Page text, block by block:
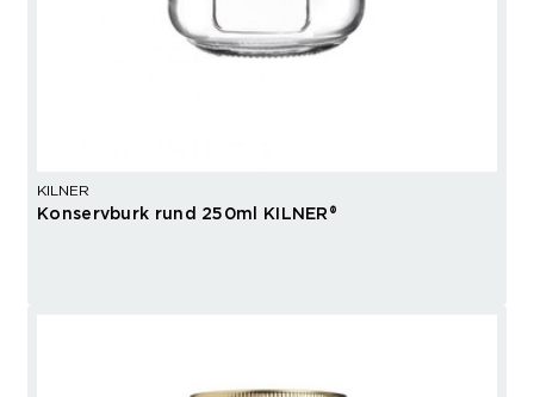
KILNER
Konservburk rund 250ml KILNER®